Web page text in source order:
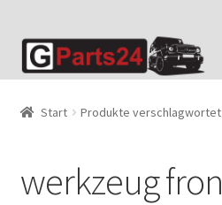
Zur
Navigation
Zum
Inhalt
Start Produkte
werkzeug